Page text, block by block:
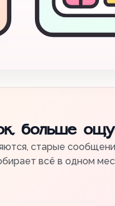
больше
старые
всё в одном